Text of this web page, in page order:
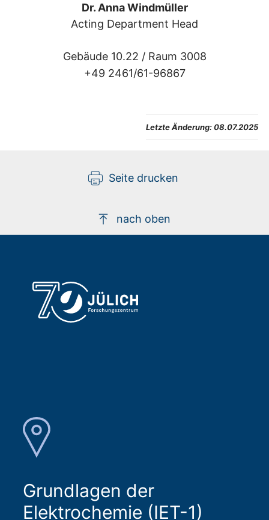
Dr. Anna Windmüller
Acting Department Head
Gebäude 10.22 / Raum 3008
+49 2461/61-96867
Letzte Änderung:08.07.2025
Seite drucken
nach oben
Grundlagen der
Elektrochemie (IET-1)